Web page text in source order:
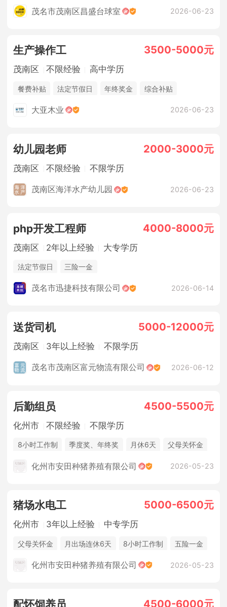
茂名市茂南区昌盛台球室 2026-06-23
生产操作工 3500-5000元
茂南区 不限经验 高中学历
餐费补贴 法定节假日 年终奖金
综合补贴
大亚木业 2026-06-23
幼儿园老师 2000-3000元
茂南区 不限经验 不限学历
茂南区海洋水产幼儿园 2026-06-23
php开发工程师 4000-8000元
茂南区 2年以上经验 大专学历
法定节假日 三险一金
茂名市迅捷科技有限公司 2026-06-14
送货司机 5000-12000元
茂南区 3年以上经验 不限学历
茂名市茂南区富元物流有限公司 2026-06-12
后勤组员 4500-5500元
化州市 不限经验 不限学历
8小时工作制 季度奖、年终奖 月休6天
父母关怀金
化州市安田种猪养殖有限公司 2026-05-23
猪场水电工 5000-6500元
化州市 3年以上经验 中专学历
父母关怀金 月出场连休6天 8小时工作制
五险一金
化州市安田种猪养殖有限公司 2026-05-23
配怀饲养员 4500-6000元